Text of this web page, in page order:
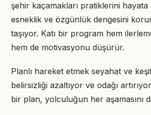
şehir kaçamakları pratiklerini
esneklik ve özgünlük dengesini
taşıyor. Katı bir program hem
hem de motivasyonu düşürür.
Planlı hareket etmek seyahat ve
belirsizliği azaltıyor ve odağı
bir plan, yolculuğun her aşamasını